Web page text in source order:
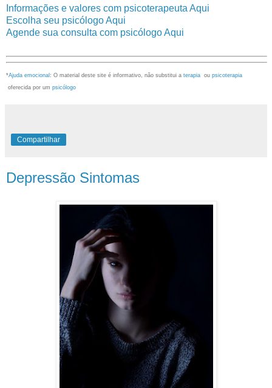
Informações e valores com psicoterapeuta Aqui
Escolha seu psicólogo Aqui
Agende sua consulta com psicólogo Aqui
*Ajuda emocional : O material deste site é informativo, não substitui a terapia ou psicoterapia
oferecida por um psicólogo
Compartilhar
Depressão Sintomas